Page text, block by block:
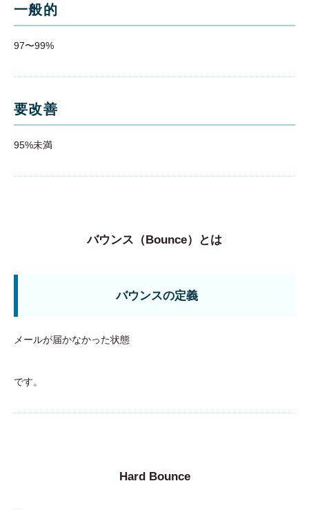
一般的
97〜99%
要改善
95%未満
バウンス（Bounce）とは
バウンスの定義
メールが届かなかった状態
です。
Hard Bounce